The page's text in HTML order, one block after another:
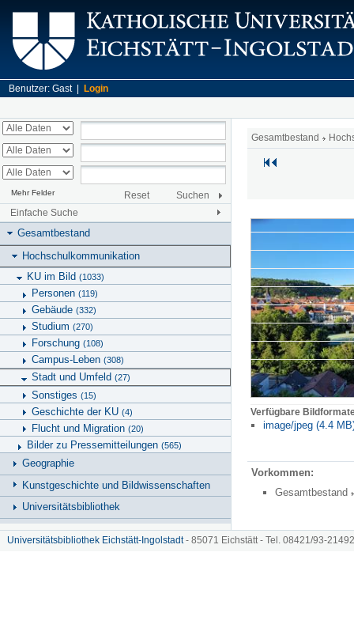
Benutzer: Gast | Login
Mehr Felder Reset
Suchen
Einfache Suche
Gesamtbestand
Hochschulkommunikation
KU im Bild (1033)
Personen (119)
Gebäude (332)
Studium (270)
Forschung (108)
Campus-Leben (308)
Stadt und Umfeld (27)
Sonstiges (15)
Geschichte der KU (4)
Flucht und Migration (20)
Bilder zu Pressemitteilungen (565)
Geographie
Kunstgeschichte und Bildwissenschaften
Universitätsbibliothek
Hinweise zu KU.media
Gesamtbestand
Verfügbare
image/jpeg (4.4
Vorkommen:
Gesamtbestand
Universitätsbibliothek Eichstätt-Ingolstadt- 85071 Eichstätt - Tel. 08421/93-